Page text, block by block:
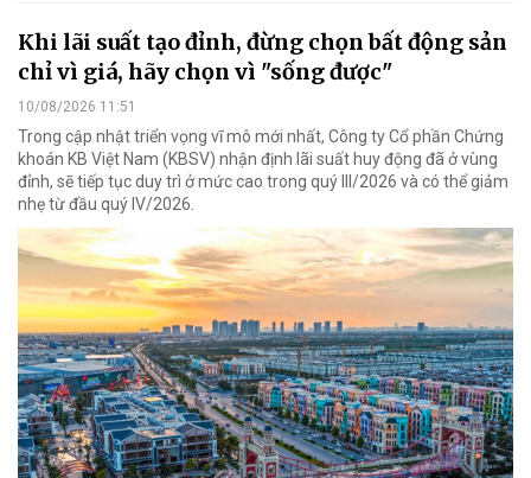
Khi lãi suất tạo đỉnh, đừng chọn bất động sản
chỉ vì giá, hãy chọn vì "sống được"
10/08/2026 11:51
Trong cập nhật triển vọng vĩ mô mới nhất, Công ty Cổ phần Chứng
khoán KB Việt Nam (KBSV) nhận định lãi suất huy động đã ở vùng
đỉnh, sẽ tiếp tục duy trì ở mức cao trong quý III/2026 và có thể giảm
nhẹ từ đầu quý IV/2026.